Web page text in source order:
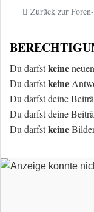
Zurück zur
Du darfstkeine
Du darfstkeine
Du darfst deine
Du darfst deine
Du darfstkeine